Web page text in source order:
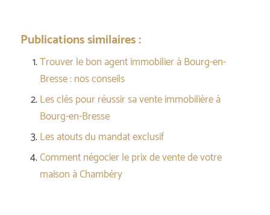
Publications similaires :
Trouver le bon agent immobilier à Bourg-en-
Bresse : nos conseils
Les clés pour réussir sa vente immobilière à
Bourg-en-Bresse
Les atouts du mandat exclusif
Comment négocier le prix de vente de votre
maison à Chambéry